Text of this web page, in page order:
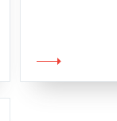
a mio